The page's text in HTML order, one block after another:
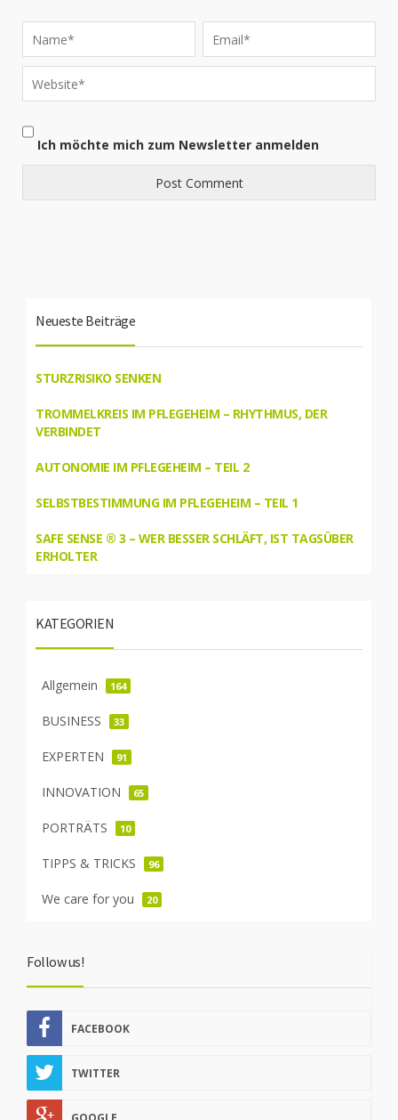
Ich möchte mich zum Newsletter anmelden
Neueste Beiträge
STURZRISIKO SENKEN
TROMMELKREIS IM PFLEGEHEIM – RHYTHMUS, DER
VERBINDET
AUTONOMIE IM PFLEGEHEIM – TEIL 2
SELBSTBESTIMMUNG IM PFLEGEHEIM – TEIL 1
SAFE SENSE ® 3 – WER BESSER SCHLÄFT, IST TAGSÜBER
ERHOLTER
KATEGORIEN
Allgemein 164
BUSINESS 33
EXPERTEN 91
INNOVATION 65
PORTRÄTS 10
TIPPS & TRICKS 96
We care for you 20
Follow us!
FACEBOOK
TWITTER